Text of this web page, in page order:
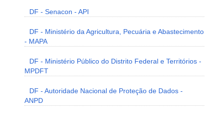
DF - Senacon - API
DF - Ministério da Agricultura, Pecuária e Abastecimento
- MAPA
DF - Ministério Público do Distrito Federal e Territórios -
MPDFT
DF - Autoridade Nacional de Proteção de Dados -
ANPD